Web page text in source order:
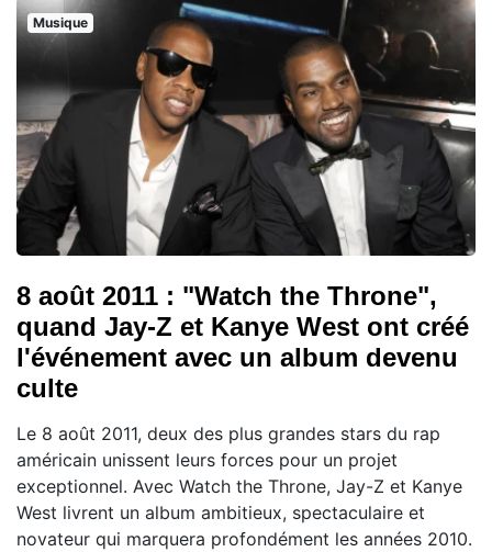
Musique
8 août 2011 : "Watch the Throne",
quand Jay-Z et Kanye West ont créé
l'événement avec un album devenu
culte
Le 8 août 2011, deux des plus grandes stars du rap
américain unissent leurs forces pour un projet
exceptionnel. Avec Watch the Throne, Jay-Z et Kanye
West livrent un album ambitieux, spectaculaire et
novateur qui marquera profondément les années 2010.